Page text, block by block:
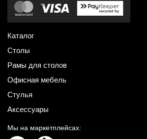
Каталог
Столы
Рамы для столов
Офисная мебель
Стулья
Аксессуары
Мы на маркетплейсах: